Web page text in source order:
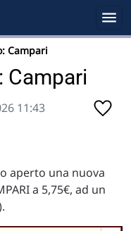
Campari
Campari
11:43
aperto una nuova
a 5,75€, ad un